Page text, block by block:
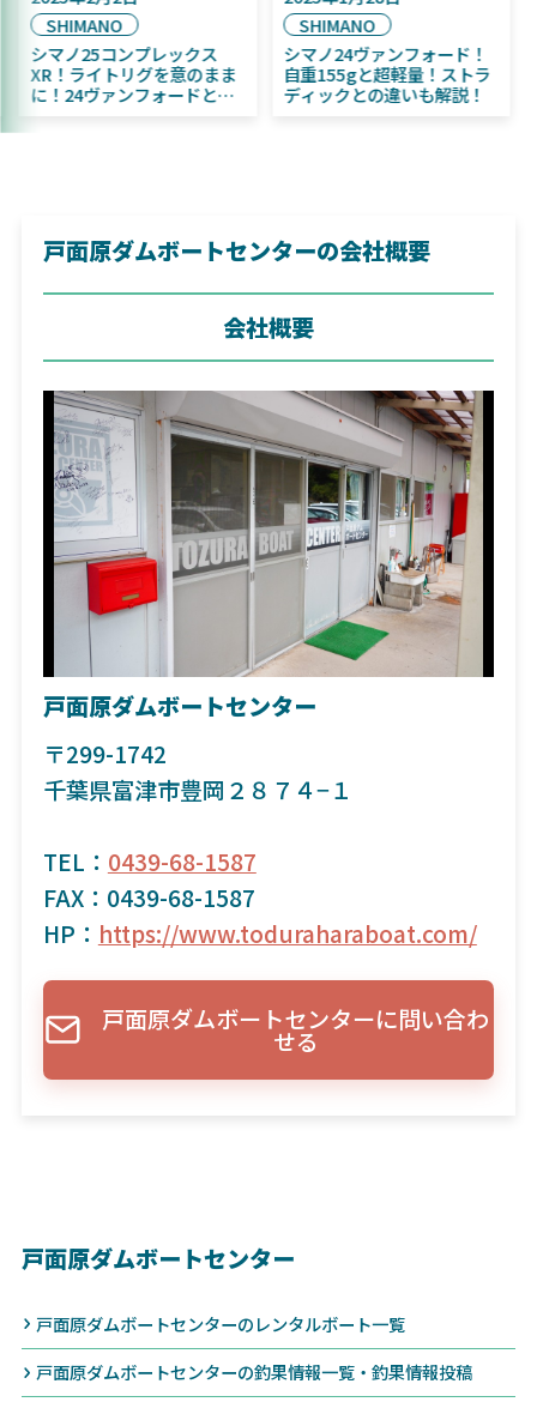
！
ふく魚
者にお
SHIMANO
シマノ25コンプレックス
XR！ライトリグを意のまま
に！24ヴァンフォードとの
SHIMANO
シマノ24ヴァンフォ
自重155gと超軽量！
ディックとの違いも解
戸面原ダムボートセンターの会社概要
会社概要
戸面原ダムボートセンター
〒299-1742
千葉県富津市豊岡２８７４−１
TEL： 0439-68-1587
FAX：0439-68-1587
HP： https://www.toduraharaboat.com/
戸面原ダムボートセンターに問い合わ
せる
戸面原ダムボートセンター
戸面原ダムボートセンターのレンタルボート一覧
戸面原ダムボートセンターの釣果情報一覧・釣果情報投稿